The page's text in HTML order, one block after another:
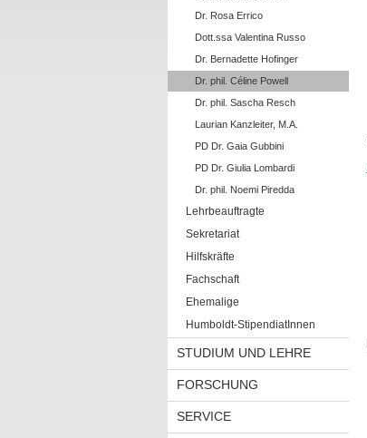
Dr. Rosa Errico
Dott.ssa Valentina Russo
Dr. Bernadette Hofinger
Dr. phil. Céline Powell
Dr. phil. Sascha Resch
Laurian Kanzleiter, M.A.
PD Dr. Gaia Gubbini
PD Dr. Giulia Lombardi
Dr. phil. Noemi Piredda
Lehrbeauftragte
Sekretariat
Hilfskräfte
Fachschaft
Ehemalige
Humboldt-StipendiatInnen
STUDIUM UND LEHRE
FORSCHUNG
SERVICE